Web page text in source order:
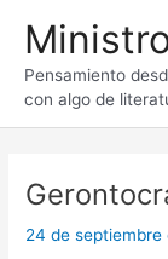
contenido
Pensamiento
con algo de
24 de septiembre